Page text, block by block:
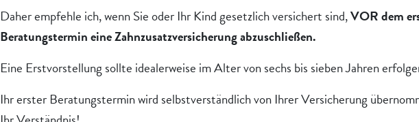
Daher empfehle ich, wenn Sie oder Ihr Kind gesetzlich versichert sind,VOR dem
Beratungstermin eine Zahnzusatzversicherung abzuschließen.
Eine Erstvorstellung sollte idealerweise im Alter von sechs bis sieben Jahren
Ihr erster Beratungstermin wird selbstverständlich von Ihrer Versicherung